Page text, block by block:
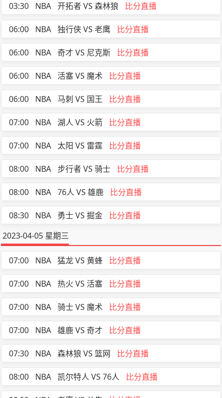
03:30 NBA 开拓者 VS 森林狼 比分直播
06:00 NBA 独行侠 VS 老鹰 比分直播
06:00 NBA 奇才 VS 尼克斯 比分直播
06:00 NBA 活塞 VS 魔术 比分直播
06:00 NBA 马刺 VS 国王 比分直播
07:00 NBA 湖人 VS 火箭 比分直播
07:00 NBA 太阳 VS 雷霆 比分直播
08:00 NBA 步行者 VS 骑士 比分直播
08:00 NBA 76人 VS 雄鹿 比分直播
08:30 NBA 勇士 VS 掘金
比分直播
2023-04-05 星期三
07:00 NBA 猛龙 VS 黄蜂 比分直播
07:00 NBA 热火 VS 活塞 比分直播
07:00 NBA 骑士 VS 魔术 比分直播
07:00 NBA 雄鹿 VS 奇才 比分直播
07:30 NBA 森林狼 VS 篮网 比分直播
08:00 NBA 凯尔特人 VS 76人 比分直播